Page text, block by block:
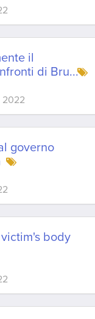
il
di Bru...
2022
governo
body